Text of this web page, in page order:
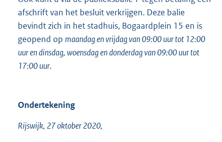
afschrift van het besluit verkrijgen. Deze balie
bevindt zich in het stadhuis, Bogaardplein 15 en is
geopend op maandag en vrijdag van 09:00 uur tot 12:00
uur en dinsdag, woensdag en donderdag van 09:00 uur tot
17:00 uur.
Ondertekening
Rijswijk, 27 oktober 2020,